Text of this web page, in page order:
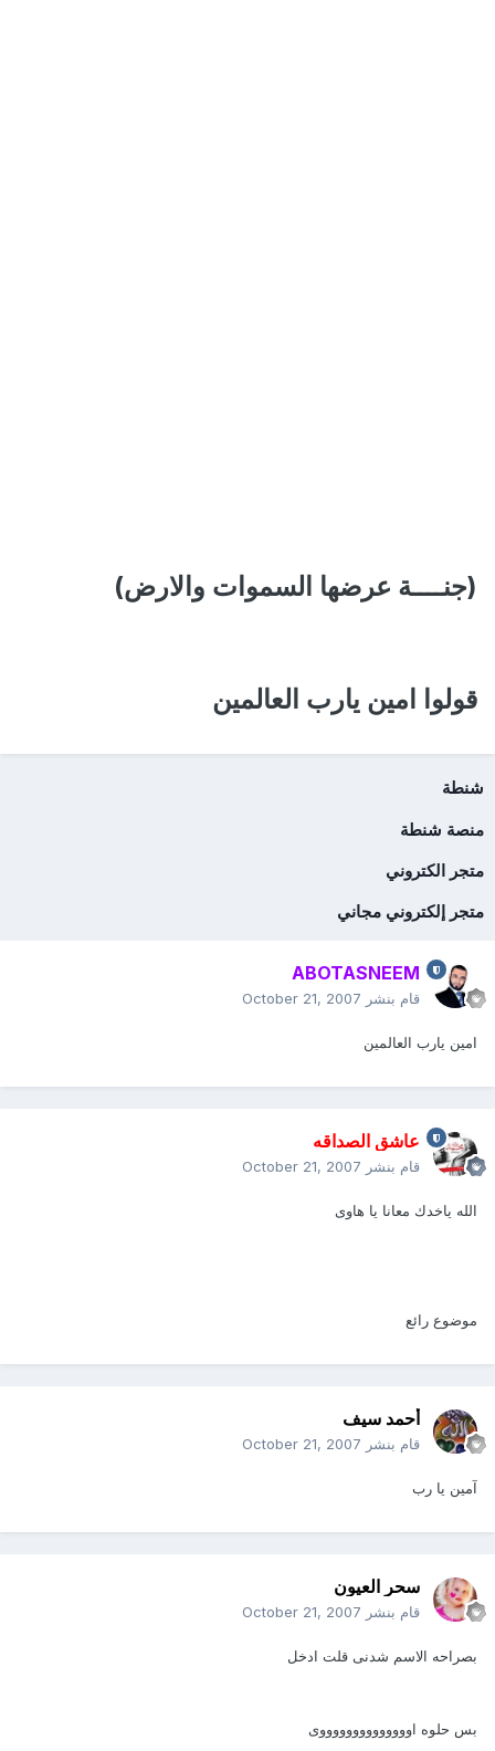
(جنــــة عرضها السموات والارض)
قولوا امين يارب العالمين
شنطة
منصة شنطة
متجر الكتروني
متجر إلكتروني مجاني
ABOTASNEEM
قام بنشر October 21, 2007
امين يارب العالمين
عاشق الصداقه
قام بنشر October 21, 2007
الله ياخدك معانا يا هاوى
موضوع رائع
أحمد سيف
قام بنشر October 21, 2007
آمين يا رب
سحر العيون
قام بنشر October 21, 2007
بصراحه الاسم شدنى قلت ادخل
بس حلوه اووووووووووووووى